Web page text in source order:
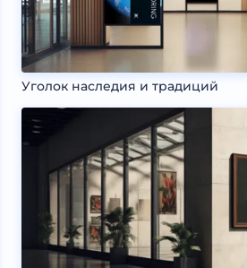
Уголок наследия и традиций